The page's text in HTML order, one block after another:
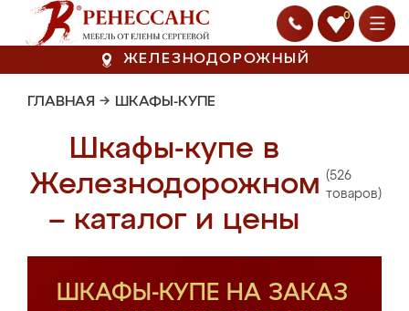
0
ЖЕЛЕЗНОДОРОЖНЫЙ
ГЛАВНАЯ → ШКАФЫ-КУПЕ
Шкафы-купе в
Железнодорожном
– каталог и цены
(526
товаров)
ШКАФЫ-КУПЕ НА ЗАКАЗ